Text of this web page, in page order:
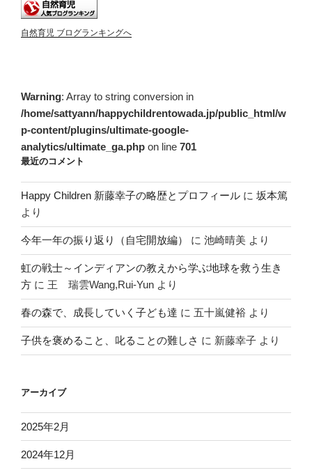
自然育児 ブログランキングへ
Warning: Array to string conversion in
/home/sattyann/happychildrentowada.jp/public_html/w
p-content/plugins/ultimate-google-
analytics/ultimate_ga.php on line 701
最近のコメント
Happy Children 新藤幸子の略歴とプロフィール に 坂本篤
より
今年一年の振り返り（自宅開放編） に 池崎晴美 より
虹の戦士～インディアンの教えから学ぶ地球を救う生き
方 に 王 瑞雲Wang,Rui-Yun より
春の森で、成長していく子ども達 に 五十嵐健裕 より
子供を褒めること、叱ることの難しさ に 新藤幸子 より
アーカイブ
2025年2月
2024年12月